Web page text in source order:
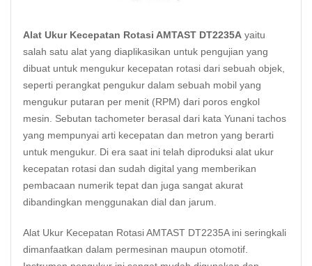
Alat Ukur Kecepatan Rotasi AMTAST DT2235A yaitu
salah satu alat yang diaplikasikan untuk pengujian yang
dibuat untuk mengukur kecepatan rotasi dari sebuah objek,
seperti perangkat pengukur dalam sebuah mobil yang
mengukur putaran per menit (RPM) dari poros engkol
mesin. Sebutan tachometer berasal dari kata Yunani tachos
yang mempunyai arti kecepatan dan metron yang berarti
untuk mengukur. Di era saat ini telah diproduksi alat ukur
kecepatan rotasi dan sudah digital yang memberikan
pembacaan numerik tepat dan juga sangat akurat
dibandingkan menggunakan dial dan jarum.
Alat Ukur Kecepatan Rotasi AMTAST DT2235A ini seringkali
dimanfaatkan dalam permesinan maupun otomotif.